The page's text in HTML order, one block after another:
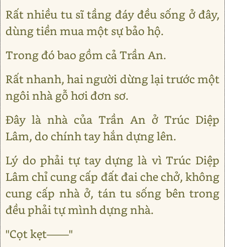
Rất nhiều tu sĩ tầng đáy đều sống ở đây,
dùng tiền mua một sự bảo hộ.
Trong đó bao gồm cả Trần An.
Rất nhanh, hai người dừng lại trước một
ngôi nhà gỗ hơi đơn sơ.
Đây là nhà của Trần An ở Trúc Diệp
Lâm, do chính tay hắn dựng lên.
Lý do phải tự tay dựng là vì Trúc Diệp
Lâm chỉ cung cấp đất đai che chở, không
cung cấp nhà ở, tán tu sống bên trong
đều phải tự mình dựng nhà.
"Cọt kẹt——"